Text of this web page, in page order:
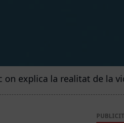
explica la realitat de la